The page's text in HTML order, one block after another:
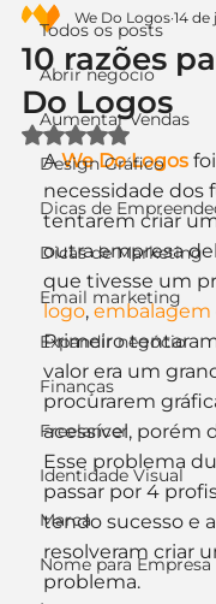
Todos os posts
Abrir negócio
Aumentar Vendas
Design Gráfico
Dicas de
Dicas de Marketing
Email marketing
Expandir negócio
Finanças
Freelancer
Identidade Visual
Marca
Nome para Empresa
10 razões
Do Logos
We Do Logos 14 de
Avaliado com
A We Do Logos foi
necessidade dos
tentarem criar
outra empresa
que tivesse um
logo, embalagem
Primeiro
valor era um
procurarem
acessível, porém
Esse problema
passar por 4
tendo sucesso e
resolveram criar
problema.